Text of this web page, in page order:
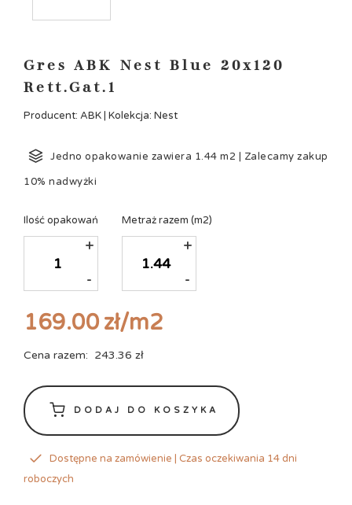
Gres ABK Nest Blue 20x120
Rett.Gat.1
Producent: ABK | Kolekcja: Nest
Jedno opakowanie zawiera 1.44 m2 | Zalecamy zakup
10% nadwyżki
Ilość opakowań
-
+
Metraż razem (m2)
-
+
zł
169.00 /m2
Cena razem: zł
243.36
DODAJ DO KOSZYKA
Dostępne na zamówienie | Czas oczekiwania 14 dni
roboczych